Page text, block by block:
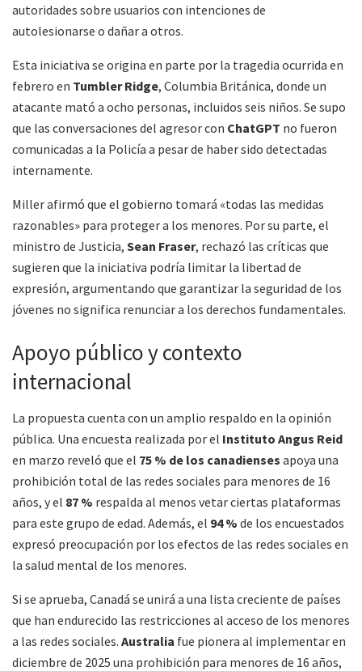
autoridades sobre usuarios con intenciones de
autolesionarse o dañar a otros.
Esta iniciativa se origina en parte por la tragedia ocurrida en
febrero en Tumbler Ridge, Columbia Británica, donde un
atacante mató a ocho personas, incluidos seis niños. Se supo
que las conversaciones del agresor con ChatGPT no fueron
comunicadas a la Policía a pesar de haber sido detectadas
internamente.
Miller afirmó que el gobierno tomará «todas las medidas
razonables» para proteger a los menores. Por su parte, el
ministro de Justicia, Sean Fraser, rechazó las críticas que
sugieren que la iniciativa podría limitar la libertad de
expresión, argumentando que garantizar la seguridad de los
jóvenes no significa renunciar a los derechos fundamentales.
Apoyo público y contexto
internacional
La propuesta cuenta con un amplio respaldo en la opinión
pública. Una encuesta realizada por el Instituto Angus Reid
en marzo reveló que el 75 % de los canadienses apoya una
prohibición total de las redes sociales para menores de 16
años, y el 87 % respalda al menos vetar ciertas plataformas
para este grupo de edad. Además, el 94 % de los encuestados
expresó preocupación por los efectos de las redes sociales en
la salud mental de los menores.
Si se aprueba, Canadá se unirá a una lista creciente de países
que han endurecido las restricciones al acceso de los menores
a las redes sociales. Australia fue pionera al implementar en
diciembre de 2025 una prohibición para menores de 16 años,